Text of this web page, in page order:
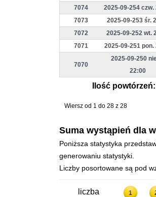
7074
2025-09-254 czw.
7073
2025-09-253 śr.
7072
2025-09-252 wt.
7071
2025-09-251 pon.
7070
2025-09-250
22:00
Ilość powtórzeń:
Wiersz od 1 do 28 z 28
Suma wystąpień dla
Poniższa statystyka
generowaniu statystyki.
Liczby posortowane są pod
liczba 1